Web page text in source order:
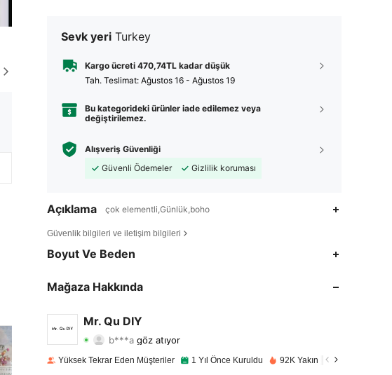
Sevk yeri Turkey
Kargo ücreti 470,74TL kadar düşük
Tah. Teslimat: Ağustos 16 - Ağustos 19
Bu kategorideki ürünler iade edilemez veya
değiştirilemez.
Alışveriş Güvenliği
Güvenli Ödemeler
Gizlilik koruması
Açıklama çok elementli,Günlük,boho
Güvenlik bilgileri ve iletişim bilgileri
Boyut Ve Beden
Mağaza Hakkında
Mr. Qu DIY
4,93 Derecelendirme
Yüksek Tekrar Eden Müşteriler 1 Yıl Önce Kuruldu 92K Yakın zamanda satıldı